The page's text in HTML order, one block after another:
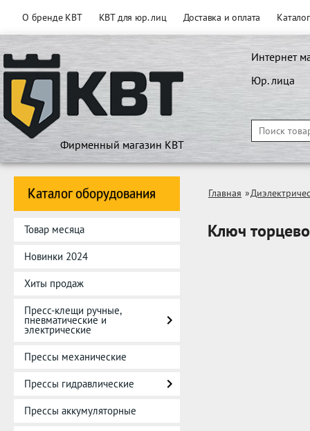
О бренде КВТ КВТ для юр. лиц Доставка и оплата
Фирменный магазин КВТ
Интернет
Юр. лица
Каталог оборудования
Товар месяца
Новинки 2024
Хиты продаж
Пресс-клещи ручные,
пневматические и
электрические
Прессы механические
Прессы гидравлические
Прессы аккумуляторные
Главная »
Ключ